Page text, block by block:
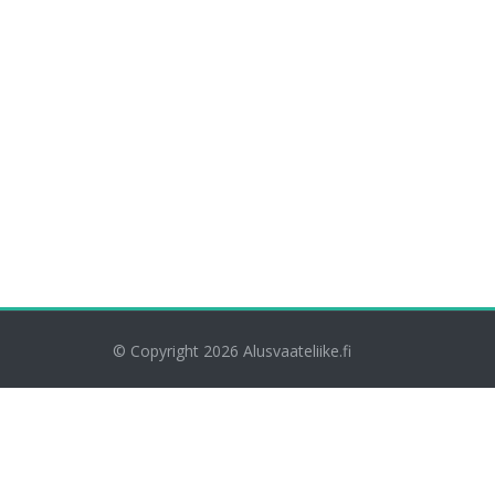
© Copyright 2026 Alusvaateliike.fi